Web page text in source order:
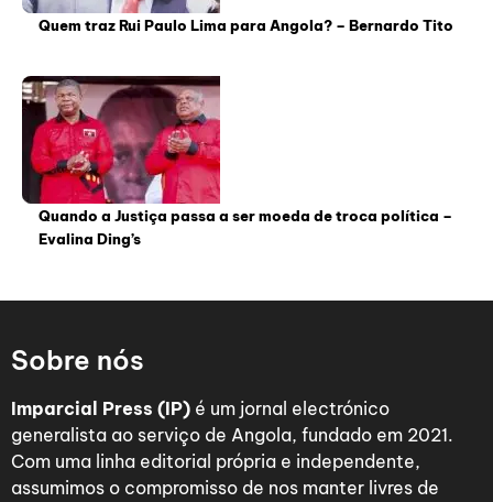
Quem traz Rui Paulo Lima para Angola? – Bernardo Tito
Quando a Justiça passa a ser moeda de troca política –
Evalina Ding’s
Sobre nós
Imparcial Press (IP) é um jornal electrónico
generalista ao serviço de Angola, fundado em 2021.
Com uma linha editorial própria e independente,
assumimos o compromisso de nos manter livres de